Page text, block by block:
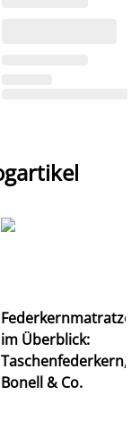
im Überblick:
Taschenfederkern,
Bonell & Co.